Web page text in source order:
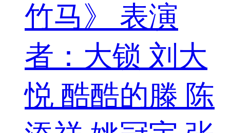
竹马》 表演
者：大锁 刘大
悦 酷酷的滕 陈